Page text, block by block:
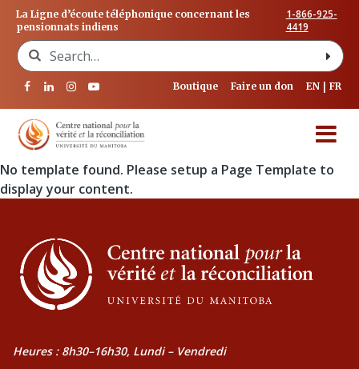
La Ligne d’écoute téléphonique concernant les
pensionnats indiens
1-866-925-
4419
Search for:
Boutique Faire un don EN FR
No template found. Please setup a Page Template to
display your content.
Heures : 8h30–16h30, Lundi – Vendredi